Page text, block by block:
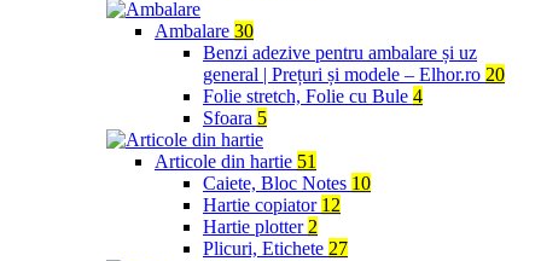
Ambalare 30
Benzi adezive pentru ambalare și uz
general | Prețuri și modele – Elhor.ro 20
Folie stretch, Folie cu Bule 4
Sfoara 5
Articole din hartie 51
Caiete, Bloc Notes 10
Hartie copiator 12
Hartie plotter 2
Plicuri, Etichete 27